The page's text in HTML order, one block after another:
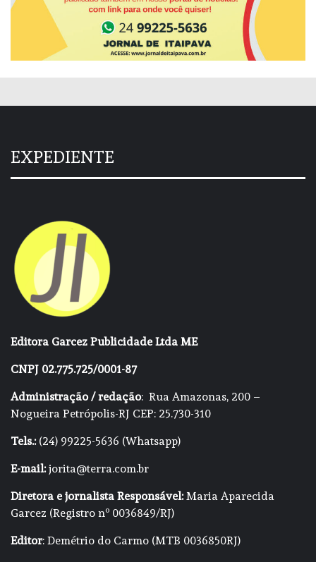
EXPEDIENTE
Editora Garcez Publicidade Ltda ME
CNPJ 02.775.725/0001-87
Administração / redação: Rua Amazonas, 200 –
Nogueira Petrópolis-RJ CEP: 25.730-310
Tels.:(24) 99225-5636 (Whatsapp)
E-mail:jorita@terra.com.br
Diretora e jornalista Responsável:Maria Aparecida
Garcez (Registro nº 0036849/RJ)
Editor: Demétrio do Carmo (MTB 0036850RJ)